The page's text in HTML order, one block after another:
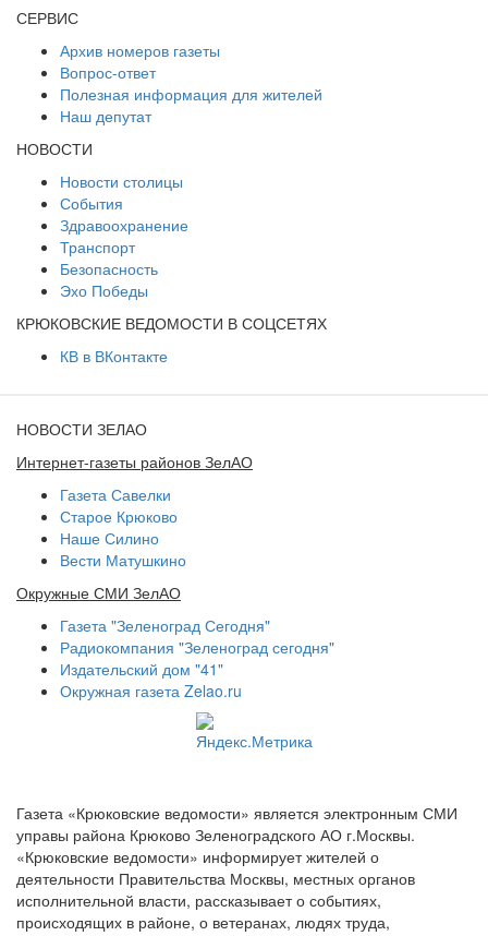
СЕРВИС
Архив номеров газеты
Вопрос-ответ
Полезная информация для жителей
Наш депутат
НОВОСТИ
Новости столицы
События
Здравоохранение
Транспорт
Безопасность
Эхо Победы
КРЮКОВСКИЕ ВЕДОМОСТИ В СОЦСЕТЯХ
КВ в ВКонтакте
НОВОСТИ ЗЕЛАО
Интернет-газеты районов ЗелАО
Газета Савелки
Старое Крюково
Наше Силино
Вести Матушкино
Окружные СМИ ЗелАО
Газета "Зеленоград Сегодня"
Радиокомпания "Зеленоград сегодня"
Издательский дом "41"
Окружная газета Zelao.ru
Газета «Крюковские ведомости» является электронным СМИ
управы района Крюково Зеленоградского АО г.Москвы.
«Крюковские ведомости» информирует жителей о
деятельности Правительства Москвы, местных органов
исполнительной власти, рассказывает о событиях,
происходящих в районе, о ветеранах, людях труда,